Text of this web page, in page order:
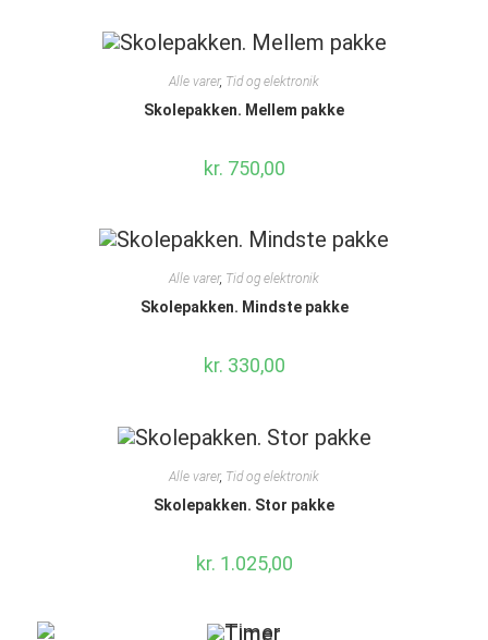
Alle varer, Tid og elektronik
Skolepakken. Mellem pakke
kr. 750,00
Alle varer, Tid og elektronik
Skolepakken. Mindste pakke
kr. 330,00
Alle varer, Tid og elektronik
Skolepakken. Stor pakke
kr. 1.025,00